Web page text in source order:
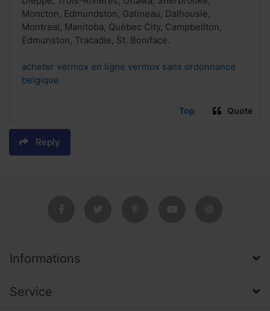
Moncton, Edmundston, Gatineau, Dalhousie,
Montreal, Manitoba, Québec City, Campbellton,
Edmunston, Tracadie, St. Boniface.
acheter vermox en ligne vermox sans ordonnance
belgique
Top Quote
Reply
Informations
Service